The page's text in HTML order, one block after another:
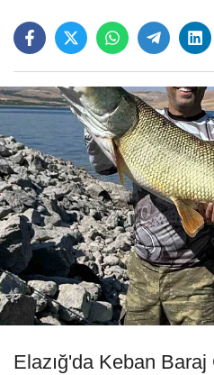
Elazığ'da Keban